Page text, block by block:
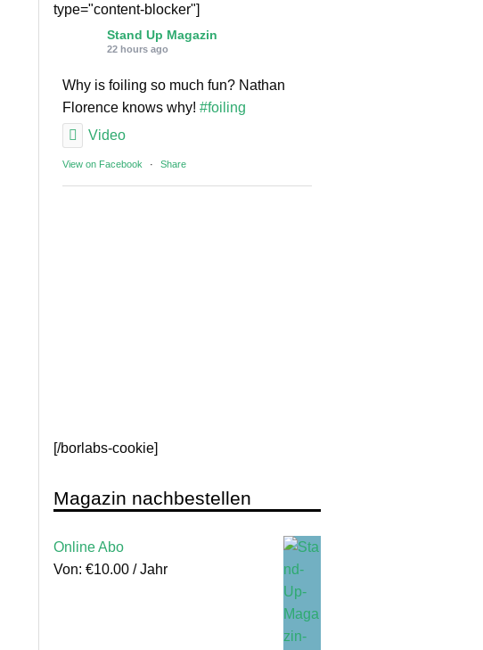
type="content-blocker"]
Stand Up Magazin
22 hours ago
Why is foiling so much fun? Nathan
Florence knows why! #foiling
Video
View on Facebook · Share
[/borlabs-cookie]
Magazin nachbestellen
Online Abo
Von: €10.00 / Jahr